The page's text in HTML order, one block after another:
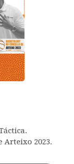
Arteixo 2023.